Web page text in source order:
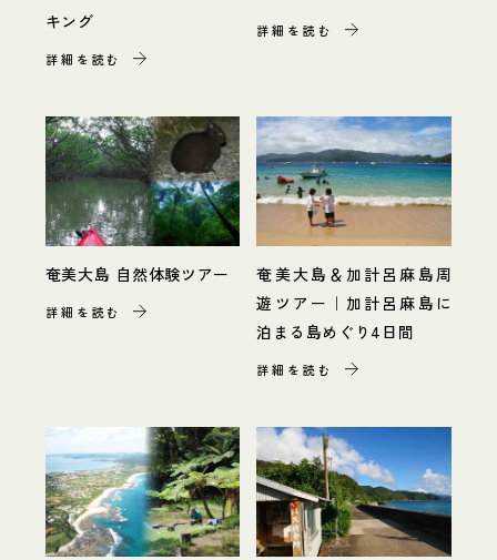
キング
詳細を読む
詳細を読む
奄美大島 自然体験ツアー
詳細を読む
奄美大島＆加計呂麻島周
遊ツアー｜加計呂麻島に
泊まる島めぐり4日間
詳細を読む